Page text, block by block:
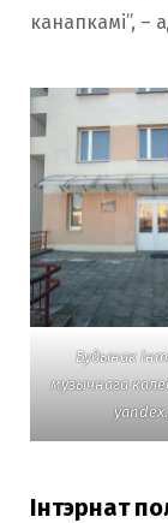
канапкамі”, –
Будынак
музычнага
Інтэрнат